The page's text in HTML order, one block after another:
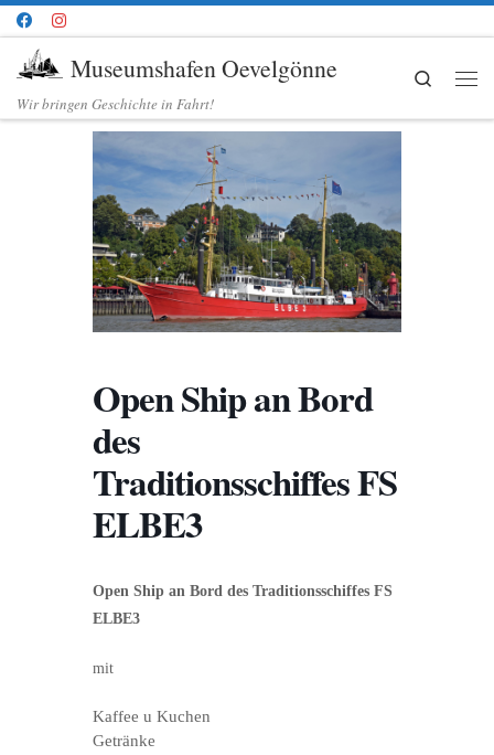
Zum Inhalt springen
Museumshafen Oevelgönne
Wir bringen Geschichte in Fahrt!
Search
Open Ship an Bord
des
Traditionsschiffes FS
ELBE3
Open Ship an Bord des Traditionsschiffes FS
ELBE3
mit
Kaffee u Kuchen
Getränke